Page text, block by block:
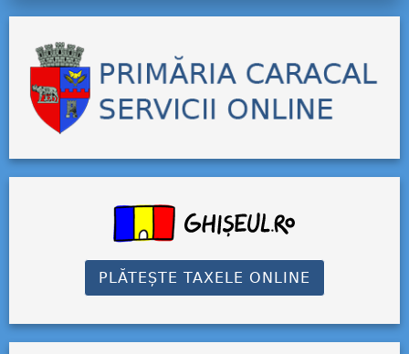
PLĂTEȘTE TAXELE ONLINE